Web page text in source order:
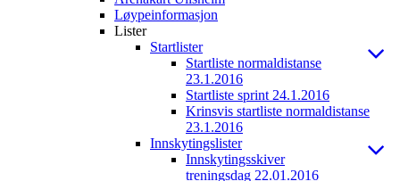
Løypeinformasjon
Lister
Startlister
Startliste normaldistanse
23.1.2016
Startliste sprint 24.1.2016
Krinsvis startliste normaldistanse
23.1.2016
Innskytingslister
Innskytingsskiver
treningsdag 22.01.2016